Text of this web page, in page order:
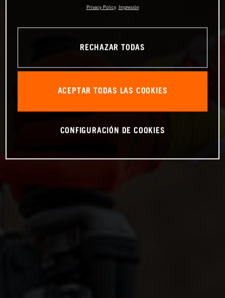
Privacy Policy Impresión
RECHAZAR TODAS
ACEPTAR TODAS LAS COOKIES
CONFIGURACIÓN DE COOKIES